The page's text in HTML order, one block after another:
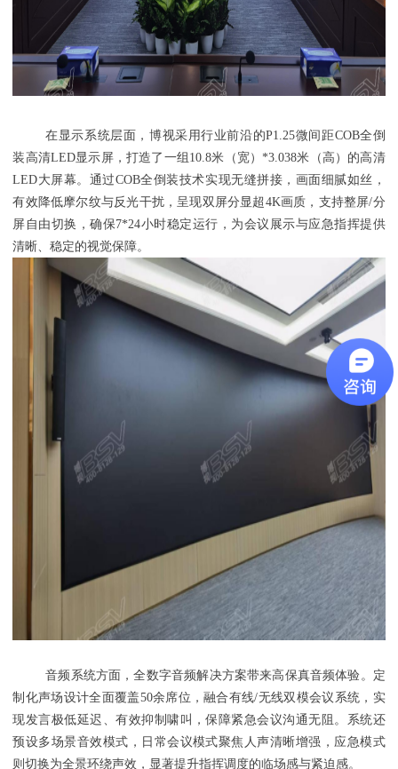
在显示系统层面，博视采用行业前沿的P1.25微间距COB全倒
装高清LED显示屏，打造了一组10.8米（宽）*3.038米（高）的高清
LED大屏幕。通过COB全倒装技术实现无缝拼接，画面细腻如丝，
有效降低摩尔纹与反光干扰，呈现双屏分显超4K画质，支持整屏/分
屏自由切换，确保7*24小时稳定运行，为会议展示与应急指挥提供
清晰、稳定的视觉保障。
音频系统方面，全数字音频解决方案带来高保真音频体验。定
制化声场设计全面覆盖50余席位，融合有线/无线双模会议系统，实
现发言极低延迟、有效抑制啸叫，保障紧急会议沟通无阻。系统还
预设多场景音效模式，日常会议模式聚焦人声清晰增强，应急模式
则切换为全景环绕声效，显著提升指挥调度的临场感与紧迫感。